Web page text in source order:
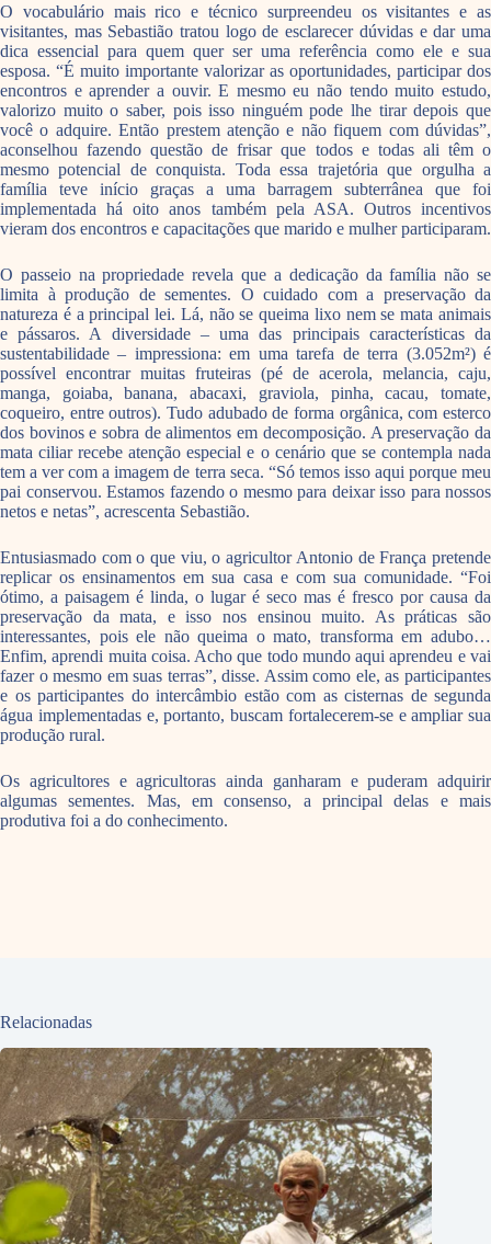
O vocabulário mais rico e técnico surpreendeu os visitantes e as
visitantes, mas Sebastião tratou logo de esclarecer dúvidas e dar uma
dica essencial para quem quer ser uma referência como ele e sua
esposa. “É muito importante valorizar as oportunidades, participar dos
encontros e aprender a ouvir. E mesmo eu não tendo muito estudo,
valorizo muito o saber, pois isso ninguém pode lhe tirar depois que
você o adquire. Então prestem atenção e não fiquem com dúvidas”,
aconselhou fazendo questão de frisar que todos e todas ali têm o
mesmo potencial de conquista. Toda essa trajetória que orgulha a
família teve início graças a uma barragem subterrânea que foi
implementada há oito anos também pela ASA. Outros incentivos
vieram dos encontros e capacitações que marido e mulher participaram.
O passeio na propriedade revela que a dedicação da família não se
limita à produção de sementes. O cuidado com a preservação da
natureza é a principal lei. Lá, não se queima lixo nem se mata animais
e pássaros. A diversidade – uma das principais características da
sustentabilidade – impressiona: em uma tarefa de terra (3.052m²) é
possível encontrar muitas fruteiras (pé de acerola, melancia, caju,
manga, goiaba, banana, abacaxi, graviola, pinha, cacau, tomate,
coqueiro, entre outros). Tudo adubado de forma orgânica, com esterco
dos bovinos e sobra de alimentos em decomposição. A preservação da
mata ciliar recebe atenção especial e o cenário que se contempla nada
tem a ver com a imagem de terra seca. “Só temos isso aqui porque meu
pai conservou. Estamos fazendo o mesmo para deixar isso para nossos
netos e netas”, acrescenta Sebastião.
Entusiasmado com o que viu, o agricultor Antonio de França pretende
replicar os ensinamentos em sua casa e com sua comunidade. “Foi
ótimo, a paisagem é linda, o lugar é seco mas é fresco por causa da
preservação da mata, e isso nos ensinou muito. As práticas são
interessantes, pois ele não queima o mato, transforma em adubo…
Enfim, aprendi muita coisa. Acho que todo mundo aqui aprendeu e vai
fazer o mesmo em suas terras”, disse. Assim como ele, as participantes
e os participantes do intercâmbio estão com as cisternas de segunda
água implementadas e, portanto, buscam fortalecerem-se e ampliar sua
produção rural.
Os agricultores e agricultoras ainda ganharam e puderam adquirir
algumas sementes. Mas, em consenso, a principal delas e mais
produtiva foi a do conhecimento.
Relacionadas